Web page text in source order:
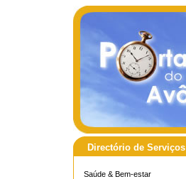
Directório de Serviços
Saúde & Bem-estar